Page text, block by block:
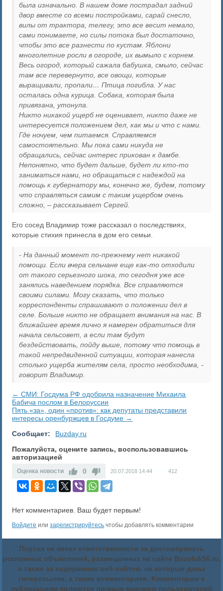
была изначально. В нашем доме пострадал задний
двор вместе со всеми постройками, сарай снесло,
вилы от трактора, телегу, это все весит немало,
сами понимаете, но силы потока был достаточно,
чтобы это все разнести по кустам. Яблони
многолетние росли в огороде, их вымыло с корнем.
Весь огород, который сажала бабушка, смыло, сейчас
там все перевернуто, все овощи, которые
выращивали, пропали… Птица погибла. У нас
осталась одна курица. Собака, которая была
привязана, утонула.
Никто никакой ущерб не оценивает, никто даже не
интересуется положением дел, как мы и что с нами.
Где ночуем, чем питаемся. Справляемся
самостоятельно. Мы пока сами никуда не
обращались, сейчас интерес прикован к дамбе.
Непонятно, что будет дальше, будет ли кто-то
заниматься нами, но обращаться с надеждой на
помощь к губернатору мы, конечно же, будем, потому
что справляться самим с таким ущербом очень
сложно, – рассказывает Сергей.
Его сосед Владимир тоже рассказал о последствиях,
которые стихия принесла в дом его семьи.
- На данный момент по-прежнему нет никакой
помощи. Если вчера сельчане еще как-то отходили
от такого серьезного шока, то сегодня уже все
занялись наведением порядка. Все справляются
своими силами. Могу сказать, что только
корреспонденты спрашивают о положении дел в
селе. Больше никто не обращает внимания на нас. В
ближайшее время лично я намерен обратиться для
начала сельсовет, а если там будут
бездействовать, пойду выше, потому что помощь в
такой непредвиденной ситуации, которая нанесла
столько ущерба жителям села, просто необходима, -
говорит Владимир.
← СМИ: Госдума РФ одобрила назначение Михаила
Бабича послом в Белоруссии
Пять «за», один «против»: как депутаты представили
интересы оренбуржцев в Госдуме →
Сообщает:
Buzday.ru
Пожалуйста, оцените запись, воспользовавшись
авторизацией
Оценка новости 0 20.07.2018 14:44 412
Нет комментариев. Ваш будет первым!
Войдите илизарегистрируйтесь чтобы добавлять комментарии
Портал не несет ответственности за достоверность
рекламных объявлений, размещенных на сайте Buzuluk56.ru,
а также за содержание веб-сайтов, на которые даны
гиперссылки, а также комментариев. Комментарии к
публикациям являются личным мнением пользователей